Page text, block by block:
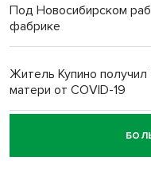
Под Новосибирском
фабрике
Житель Купино
матери от COVID-19
Новосибирский суд
пенсионерки на вокзале